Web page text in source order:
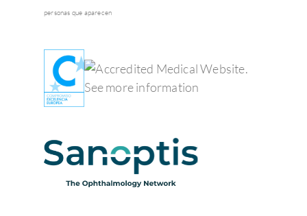
personas que aparecen